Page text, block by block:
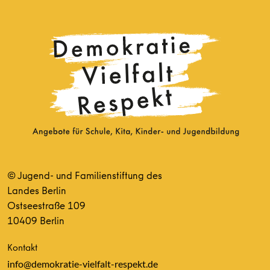
© Jugend- und Familienstiftung des
Landes Berlin
Ostseestraße 109
10409 Berlin
Kontakt
info@demokratie-vielfalt-respekt.de